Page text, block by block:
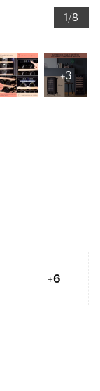
1/8
+3
+6